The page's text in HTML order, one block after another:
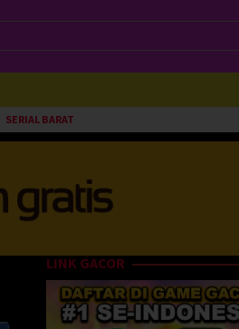
SERIAL BARAT
LINK GACOR